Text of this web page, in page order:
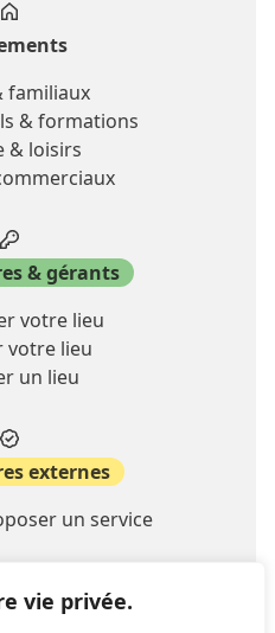
vie privée.
familiaux
& formations
& loisirs
& gérants
votre lieu
votre lieu
un lieu
externes
un service